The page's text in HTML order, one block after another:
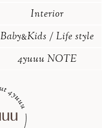
Interior
Baby&Kids / Life style
4yuuu NOTE